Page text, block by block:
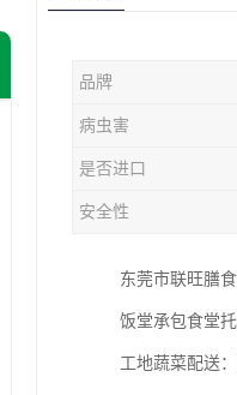
品牌
病虫害
是否进口
安全性
东莞市联旺膳
饭堂承包食堂
工地蔬菜配送